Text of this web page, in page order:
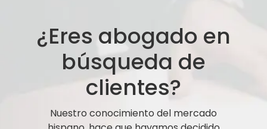
¿Eres abogado en
búsqueda de
clientes?
Nuestro conocimiento del mercado